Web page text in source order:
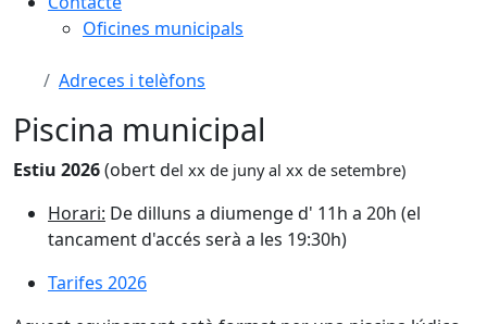
Oficines municipals
Adreces i telèfons
Piscina municipal
Estiu 2026(obert del xx de juny al xx de setembre)
Horari: De dilluns a diumenge d' 11h a 20h (el
tancament d'accés serà a les 19:30h)
Tarifes 2026